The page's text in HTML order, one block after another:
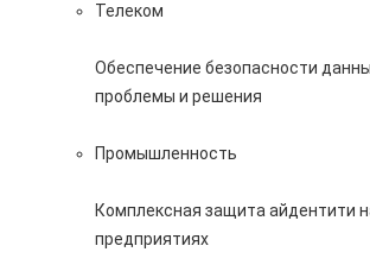
Телеком
Обеспечение безопасности
проблемы и решения
Промышленность
Комплексная защита айдентити
предприятиях